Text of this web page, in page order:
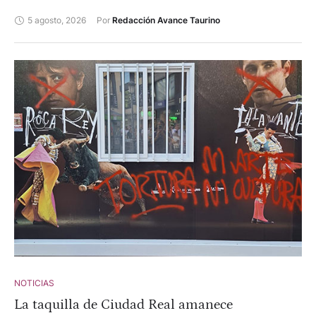
5 agosto, 2026 Por Redacción Avance Taurino
NOTICIAS
La taquilla de Ciudad Real amanece